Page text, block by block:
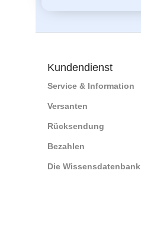
Kundendienst
Service & Information
Versanten
Rücksendung
Bezahlen
Die Wissensdatenbank